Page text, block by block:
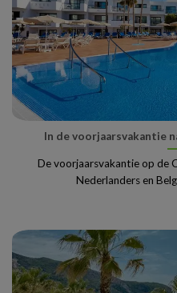
In de voorjaarsvakantie
De voorjaarsvakantie op de
Nederlanders en